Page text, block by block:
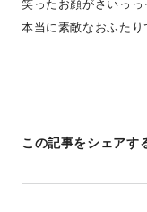
笑ったお顔がさいっっ
本当に素敵なおふたり
この記事をシェアす